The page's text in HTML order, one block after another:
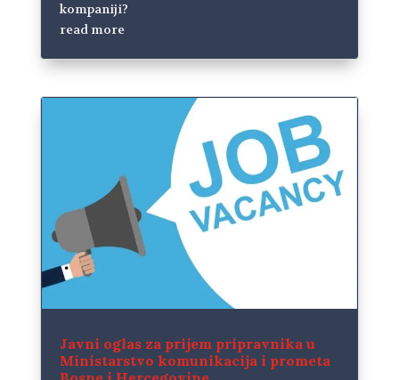
kompaniji?
read more
Javni oglas za prijem pripravnika u
Ministarstvo komunikacija i prometa